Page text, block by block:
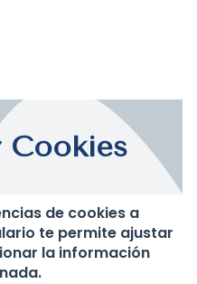
Cookies
de cookies a
te permite ajustar
la información